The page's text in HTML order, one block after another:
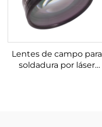
Lentes de campo para
soldadura por láser